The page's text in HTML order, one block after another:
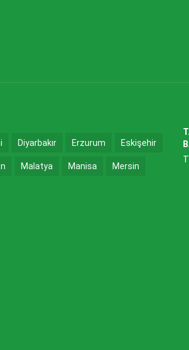
Diyarbakır Erzurum Eskişehir
Malatya Manisa Mersin